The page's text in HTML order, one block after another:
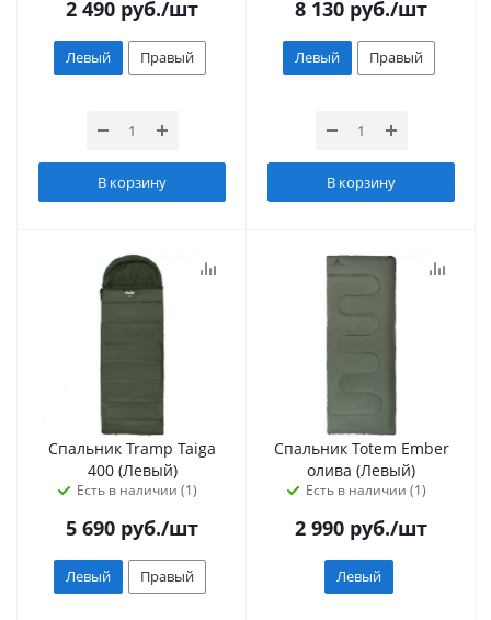
2 490 руб./шт
Левый Правый
В корзину
8 130 руб./шт
Левый Правый
В корзину
Спальник Tramp Taiga
400 (Левый)
Есть в наличии (1)
5 690 руб./шт
Левый Правый
Спальник Totem Ember
олива (Левый)
Есть в наличии (1)
2 990 руб./шт
Левый